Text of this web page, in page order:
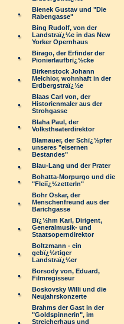
Bienek Gustav und "Die
Rabengasse"
Bing Rudolf, von der
Landstraï¿½e in das New
Yorker Opernhaus
Birago, der Erfinder der
Pionierlaufbrï¿½cke
Birkenstock Johann
Melchior, wohnhaft in der
Erdbergstraï¿½e
Blaas Carl von, der
Historienmaler aus der
Strohgasse
Blaha Paul, der
Volkstheaterdirektor
Blamauer, der Schï¿½pfer
unseres "eisernen
Bestandes"
Blau-Lang und der Prater
Bohatta-Morpurgo und die
"Fleiï¿½zetterln"
Bohr Oskar, der
Menschenfreund aus der
Barichgasse
Bï¿½hm Karl, Dirigent,
Generalmusik- und
Staatsoperndirektor
Boltzmann - ein
gebï¿½rtiger
Landstraï¿½er
Borsody von, Eduard,
Filmregisseur
Boskovsky Willi und die
Neujahrskonzerte
Brahms der Gast in der
"Goldspinnerin", im
Streicherhaus und